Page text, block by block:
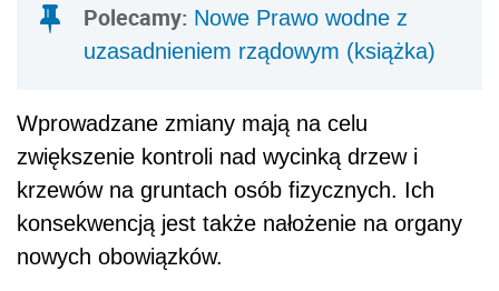
Polecamy: Nowe Prawo wodne z
uzasadnieniem rządowym (książka)
Wprowadzane zmiany mają na celu
zwiększenie kontroli nad wycinką drzew i
krzewów na gruntach osób fizycznych. Ich
konsekwencją jest także nałożenie na organy
nowych obowiązków.